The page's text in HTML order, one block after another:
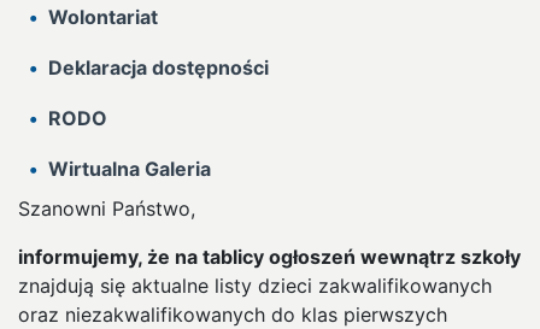
Wolontariat
Deklaracja dostępności
RODO
Wirtualna Galeria
Szanowni Państwo,
informujemy, że na tablicy ogłoszeń wewnątrz szkoły
znajdują się aktualne listy dzieci zakwalifikowanych
oraz niezakwalifikowanych do klas pierwszych